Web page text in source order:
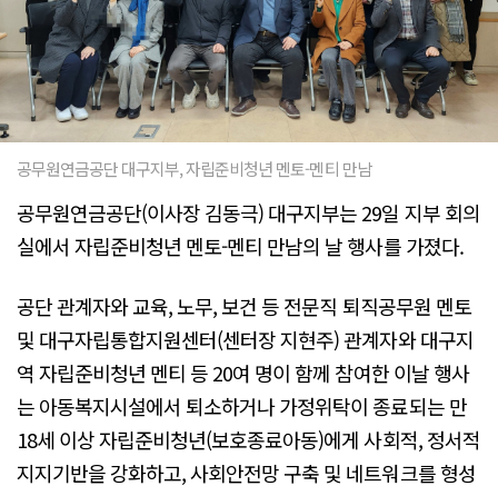
공무원연금공단 대구지부, 자립준비청년 멘토-멘티 만남
공무원연금공단(이사장 김동극) 대구지부는 29일 지부 회의
실에서 자립준비청년 멘토-멘티 만남의 날 행사를 가졌다.
공단 관계자와 교육, 노무, 보건 등 전문직 퇴직공무원 멘토
및 대구자립통합지원센터(센터장 지현주) 관계자와 대구지
역 자립준비청년 멘티 등 20여 명이 함께 참여한 이날 행사
는 아동복지시설에서 퇴소하거나 가정위탁이 종료되는 만
18세 이상 자립준비청년(보호종료아동)에게 사회적, 정서적
지지기반을 강화하고, 사회안전망 구축 및 네트워크를 형성